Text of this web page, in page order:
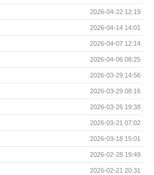
2026-04-22 12:19
2026-04-14 14:01
2026-04-07 12:14
2026-04-06 08:25
2026-03-29 14:56
2026-03-29 08:16
2026-03-26 19:38
2026-03-21 07:02
2026-03-18 15:01
2026-02-28 19:49
2026-02-21 20:31